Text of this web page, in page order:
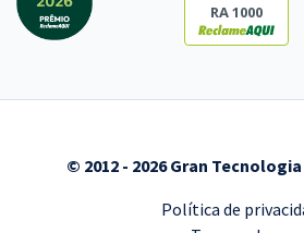
RA 1000
© 2012 - 2026 Gran
Política de